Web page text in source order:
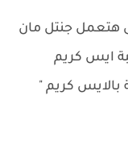
هتعمل جنتل مان
ايس كريم
بالايس كريم "